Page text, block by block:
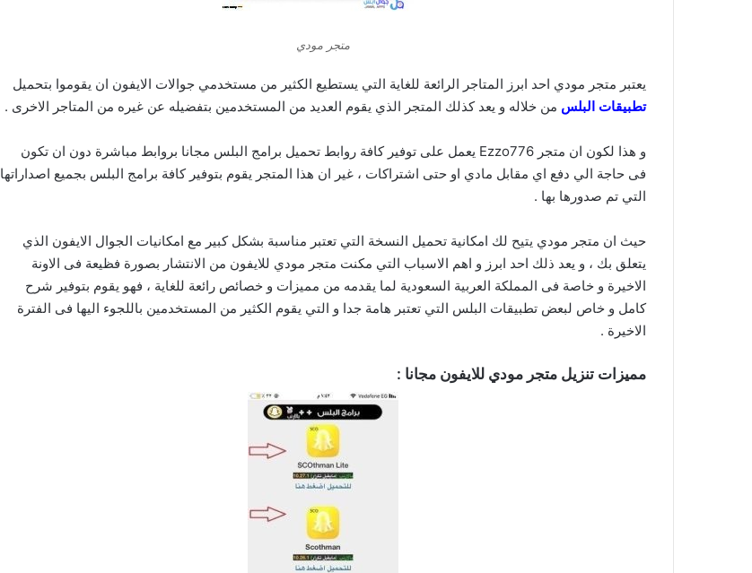
متجر مودي
يعتبر متجر مودي احد ابرز المتاجر الرائعة للغاية التي يستطيع الكثير من مستخدمي جوالات الايفون ان يقوموا بتحميل
تطبيقات البلس من خلاله و يعد كذلك المتجر الذي يقوم العديد من المستخدمين بتفضيله عن غيره من المتاجر الاخرى .
و هذا لكون ان متجر Ezzo776 يعمل على توفير كافة روابط تحميل برامج البلس مجانا بروابط مباشرة دون ان تكون
فى حاجة الي دفع اي مقابل مادي او حتى اشتراكات ، غير ان هذا المتجر يقوم بتوفير كافة برامج البلس بجميع اصداراتها
التي تم صدورها بها .
حيث ان متجر مودي يتيح لك امكانية تحميل النسخة التي تعتبر مناسبة بشكل كبير مع امكانيات الجوال الايفون الذي
يتعلق بك ، و يعد ذلك احد ابرز و اهم الاسباب التي مكنت متجر مودي للايفون من الانتشار بصورة فظيعة فى الاونة
الاخيرة و خاصة فى المملكة العربية السعودية لما يقدمه من مميزات و خصائص رائعة للغاية ، فهو يقوم بتوفير شرح
كامل و خاص لبعض تطبيقات البلس التي تعتبر هامة جدا و التي يقوم الكثير من المستخدمين باللجوء اليها فى الفترة
الاخيرة .
مميزات تنزيل متجر مودي للايفون مجانا :